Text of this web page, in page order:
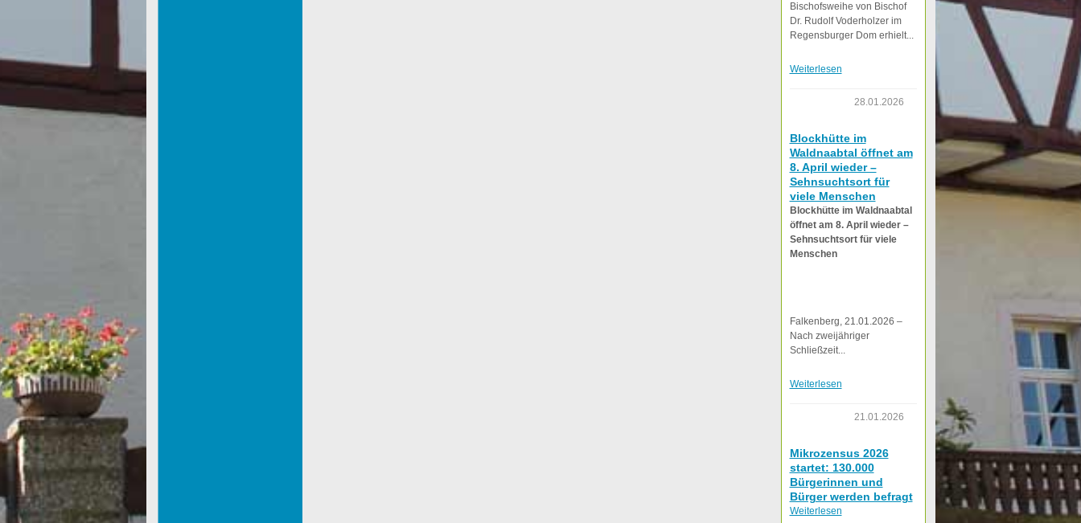
Bischofsweihe von Bischof
Dr. Rudolf Voderholzer im
Regensburger Dom erhielt...
Weiterlesen
28.01.2026
Blockhütte im
Waldnaabtal öffnet am
8. April wieder –
Sehnsuchtsort für
viele Menschen
Blockhütte im Waldnaabtal
öffnet am 8. April wieder –
Sehnsuchtsort für viele
Menschen
Falkenberg, 21.01.2026 –
Nach zweijähriger
Schließzeit...
Weiterlesen
21.01.2026
Mikrozensus 2026
startet: 130.000
Bürgerinnen und
Bürger werden befragt
Weiterlesen